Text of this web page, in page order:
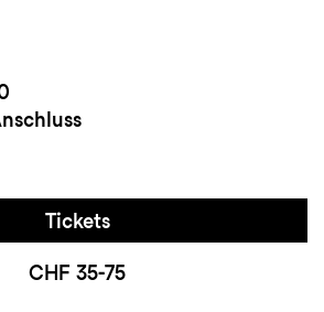
Tickets
CHF 35-75